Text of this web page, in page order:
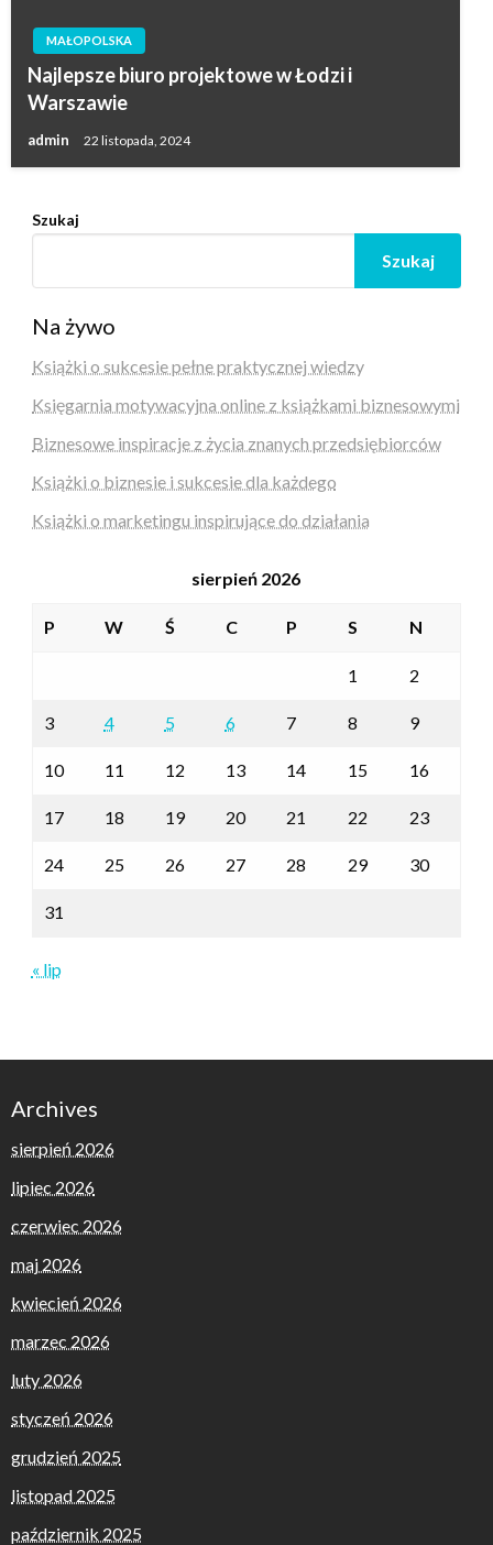
MAŁOPOLSKA
Najlepsze biuro projektowe w Łodzi i
Warszawie
admin 22 listopada, 2024
Szukaj
Szukaj
Na żywo
Książki o sukcesie pełne praktycznej wiedzy
Księgarnia motywacyjna online z książkami biznesowymi
Biznesowe inspiracje z życia znanych przedsiębiorców
Książki o biznesie i sukcesie dla każdego
Książki o marketingu inspirujące do działania
sierpień 2026
P W Ś C P S N
1 2
3 4 5 6 7 8 9
10 11 12 13 14 15 16
17 18 19 20 21 22 23
24 25 26 27 28 29 30
31
« lip
Archives
sierpień 2026
lipiec 2026
czerwiec 2026
maj 2026
kwiecień 2026
marzec 2026
luty 2026
styczeń 2026
grudzień 2025
listopad 2025
październik 2025